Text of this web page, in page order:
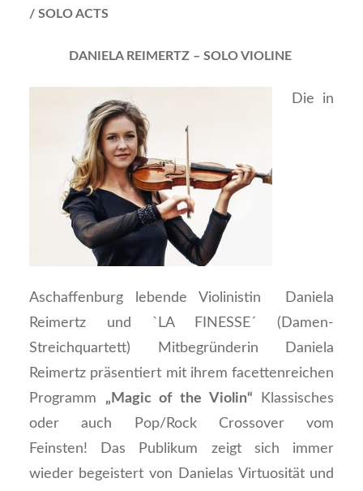
/ SOLO ACTS
DANIELA REIMERTZ – SOLO VIOLINE
Die in
Aschaffenburg lebende Violinistin Daniela
Reimertz und `LA FINESSE´ (Damen-
Streichquartett) Mitbegründerin Daniela
Reimertz präsentiert mit ihrem facettenreichen
Programm „Magic of the Violin“ Klassisches
oder auch Pop/Rock Crossover vom
Feinsten!
Das Publikum zeigt sich immer
wieder begeistert von Danielas Virtuosität und